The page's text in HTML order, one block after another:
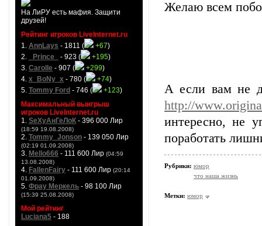
На ЛиРУ есть мафия. Защити
друзей!
Рейтинг игроков LiveInternet.ru
1. AnnLays - 1811 ( +67)
2.
_Prince_ - 923 ( +195)
3. Carolle - 907 ( +299)
4. x_BoNy_x - 780 ( +74)
5. Tommy Ford - 746 ( +123)
Максимальный выигрыш
игроков LiveInternet.ru
1. SeXyАнГеЛоК - 396 000 Лир
(18:59 19.08.2008)
2. Tommy_Jonson - 139 050 Лир
(02:19 01.09.2008)
3. Mello666 - 111 600 Лир (04:59
13.08.2008)
4. FallenFairy - 111 600 Лир (20:14
01.09.2008)
5. Фрау Меркель - 98 100 Лир
(15:39 25.08.2008)
Мой рейтинг
Luciana5 - 188
Желаю всем
А если вам не
http://
интересно, не
поработать
Рубрики: юмор
что наша жизнь
Метки: юмор